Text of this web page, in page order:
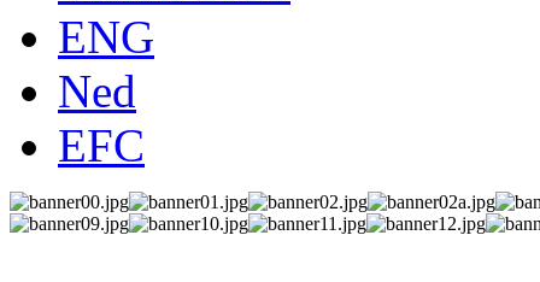
ENG
Ned
EFC